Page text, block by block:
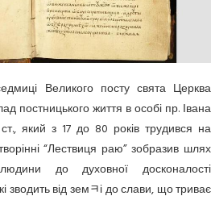
Великого посту свята Церква
постницького життя в особі пр. Івана
який з 17 до 80 років трудився на
“Лествиця раю” зобразив шлях
до духовної досконалості
зводить від земﾻі до слави, що триває